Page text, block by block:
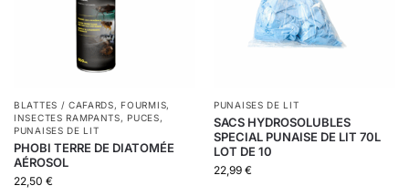
BLATTES / CAFARDS,FOURMIS,
INSECTES RAMPANTS,PUCES,
PUNAISES DE LIT
PHOBI TERRE DE DIATOMÉE
AÉROSOL
22,50 €
PUNAISES DE LIT
SACS HYDROSOLUBLES
SPECIAL PUNAISE DE LIT 70L
LOT DE 10
22,99 €